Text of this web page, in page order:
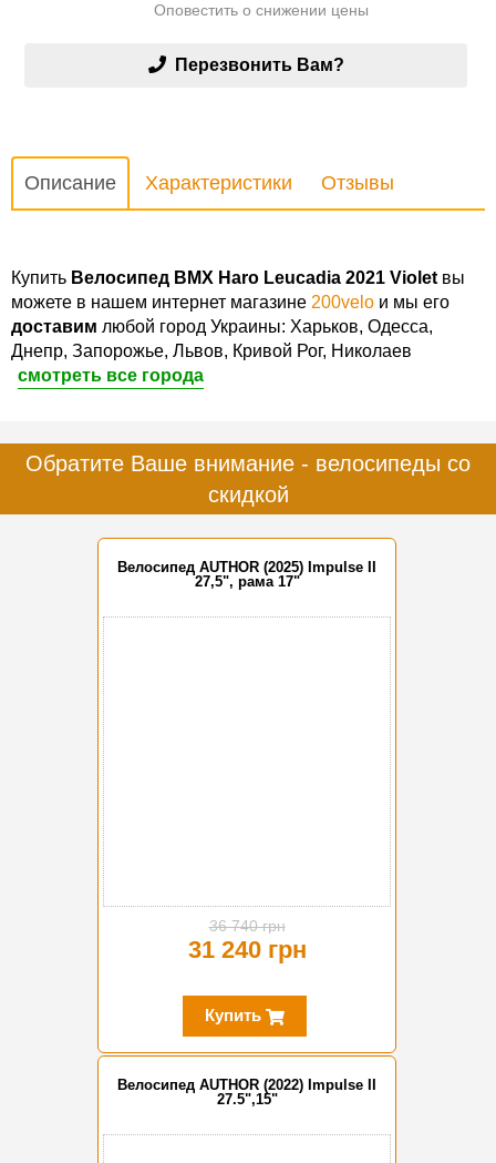
Оповестить о снижении цены
Перезвонить Вам?
Описание Характеристики Отзывы
Купить Велосипед BMX Haro Leucadia 2021 Violet вы
можете в нашем интернет магазине 200velo и мы его
доставим любой город Украины: Харьков, Одесса,
Днепр, Запорожье, Львов, Кривой Рог, Николаев
смотреть все города
Обратите Ваше внимание - велосипеды со
скидкой
Велосипед AUTHOR (2025) Impulse II
27,5", рама 17"
36 740 грн
31 240 грн
Купить
Велосипед AUTHOR (2022) Impulse II
27.5",15"